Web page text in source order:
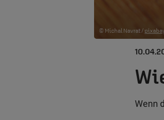
© Michal Navrat /
Wenn